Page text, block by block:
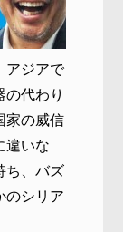
アジアで
代わり
家の威信
違いな
ち、バズ
のシリア